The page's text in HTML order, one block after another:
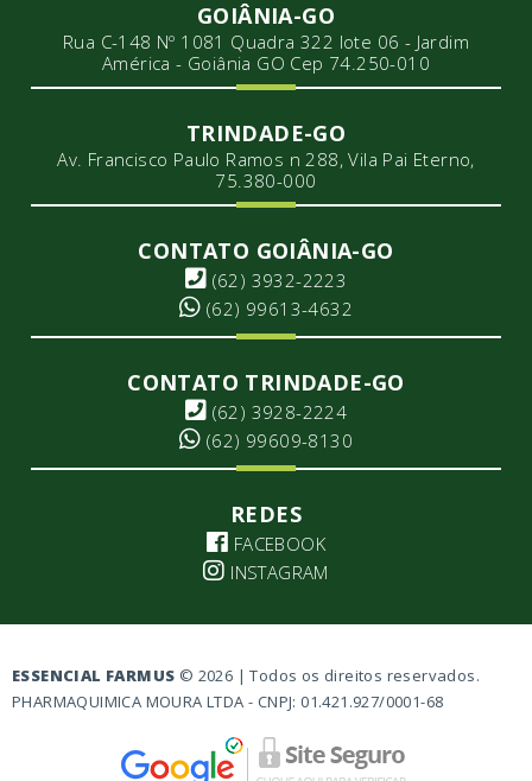
GOIÂNIA-GO
Rua C-148 Nº 1081 Quadra 322 lote 06 - Jardim
América - Goiânia GO Cep 74.250-010
TRINDADE-GO
Av. Francisco Paulo Ramos n 288, Vila Pai Eterno,
75.380-000
CONTATO GOIÂNIA-GO
(62) 3932-2223
(62) 99613-4632
CONTATO TRINDADE-GO
(62) 3928-2224
(62) 99609-8130
REDES
FACEBOOK
INSTAGRAM
ESSENCIAL FARMUS © 2026 | Todos os direitos reservados.
PHARMAQUIMICA MOURA LTDA - CNPJ: 01.421.927/0001-68